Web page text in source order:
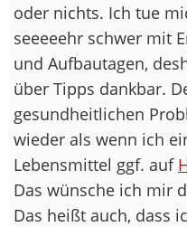
oder nichts. Ich tue
seeeeehr schwer mit
und Aufbautagen,
über Tipps dankbar.
gesundheitlichen
wieder als wenn ich
Lebensmittel ggf. auf
Das wünsche ich mir
Das heißt auch, dass